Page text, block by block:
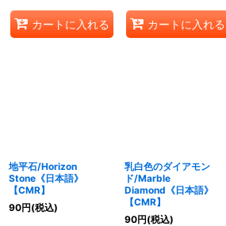
カートに入れる カートに入れる
地平石/Horizon
Stone《日本語》
【CMR】
90円(税込)
乳白色のダイアモン
ド/Marble
Diamond《日本語》
【CMR】
90円(税込)